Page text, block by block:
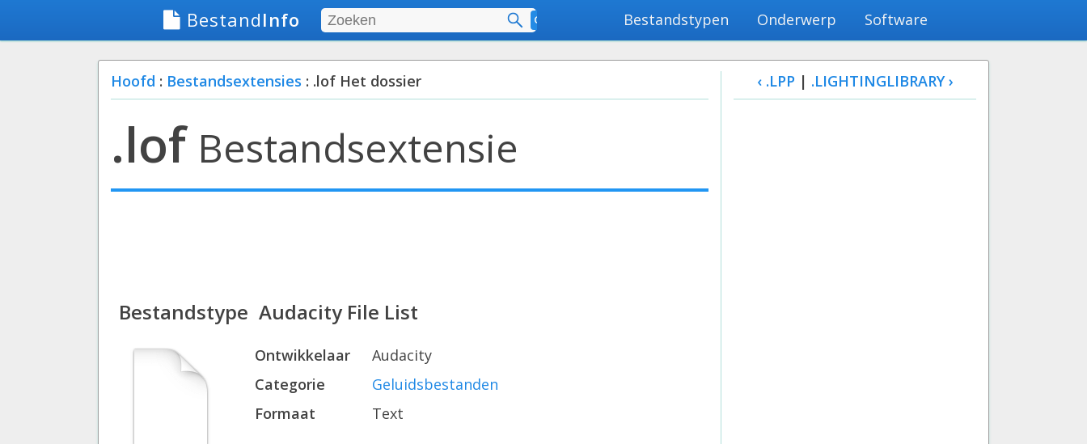
BestandInfo Geavanceerd zoekenBestandstypen Onderwerp Software
Hoofd : Bestandsextensies : .lof Het dossier
.lof Bestandsextensie
Bestandstype Audacity File List
Ontwikkelaar
Audacity
Categorie
Geluidsbestanden
Formaat
Text
‹ .LPP | .LIGHTINGLIBRARY ›